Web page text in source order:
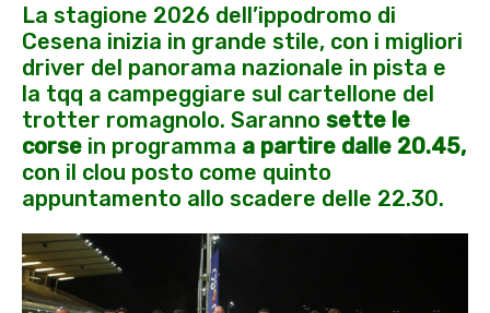
La stagione 2026 dell’ippodromo di
Cesena inizia in grande stile, con i migliori
driver del panorama nazionale in pista e
la tqq a campeggiare sul cartellone del
trotter romagnolo. Saranno sette le
corse in programma a partire dalle 20.45,
con il clou posto come quinto
appuntamento allo scadere delle 22.30.